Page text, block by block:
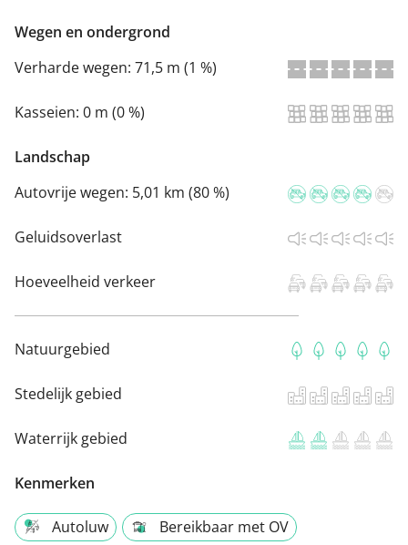
Wegen en ondergrond
Verharde wegen: 71,5 m (1 %)
Kasseien: 0 m (0 %)
Landschap
Autovrije wegen: 5,01 km (80 %)
Geluidsoverlast
Hoeveelheid verkeer
Natuurgebied
Stedelijk gebied
Waterrijk gebied
Kenmerken
Autoluw
Bereikbaar met OV